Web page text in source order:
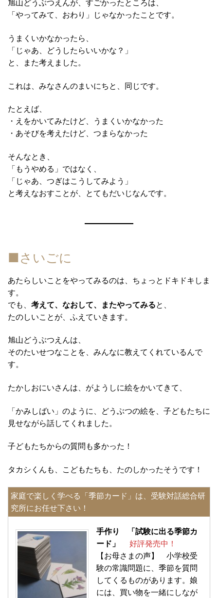
旭山どうぶつえんが、すごかったところは、
「やってみて、おわり」じゃなかったことです。
うまくいかなかったら、
「じゃあ、どうしたらいいかな？」
と、また考えました。
これは、みなさんのまいにちと、同じです。
たとえば、
・えをかいてみたけど、うまくいかなかった
・あそびを考えたけど、つまらなかった
そんなとき、
「もうやめる」ではなく、
「じゃあ、つぎはこうしてみよう」
と考えなおすことが、とてもだいじなんです。
■さいごに
あたらしいことをやってみるのは、ちょっとドキドキしま
す。
でも、 考えて、なおして、またやってみると、
たのしいことが、ふえていきます。
旭山どうぶつえんは、
そのたいせつなことを、みんなに教えてくれているんで
す。
たかしおにいさんは、がようしに絵をかいてきて、
「かみしばい」のように、どうぶつの絵を、子どもたちに
見せながら話してくれました。
子どもたちからの質問も多かった！
タカシくんも、こどもたちも、たのしかったそうです！
家庭で楽しく学べる「季節カード」は、受験対話総合研
究所にお任せ下さい！
手作り 「試験に出る季節カ
ード」 好評発売中！
【お母さまの声】 小学校受
験の常識問題に、季節を質問
してくるものがあります。娘
には、買い物を一緒にしなが